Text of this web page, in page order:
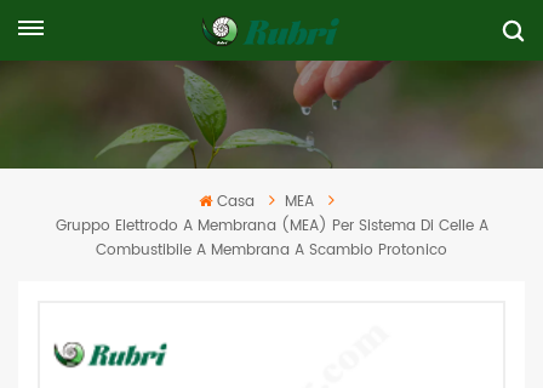
Casa
MEA
Gruppo Elettrodo A Membrana (MEA) Per Sistema Di Celle A
Combustibile A Membrana A Scambio Protonico